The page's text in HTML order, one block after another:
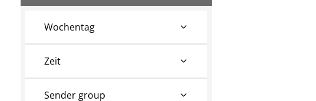
Wochentag
Zeit
Sender group